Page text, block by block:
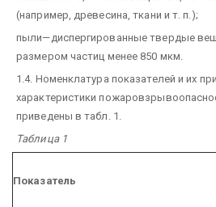
(например, древесина, ткани и т. п.);
пыли—диспергированные твердые
размером частиц менее 850 мкм.
1.4. Номенклатура показателей и их
характеристики
приведены в табл. 1.
Таблица 1
Показатель